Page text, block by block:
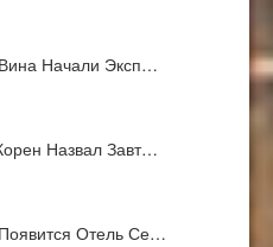
Начали Эксп…
Назвал Завт…
Отель Се…